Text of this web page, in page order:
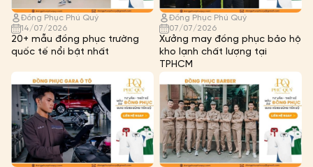
Đồng Phục Phú Quý
14/07/2026
20+ mẫu đồng phục trường
quốc tế nổi bật nhất
Đồng Phục Phú Quý
07/07/2026
Xưởng may đồng phục bảo hộ
kho lạnh chất lượng tại
TPHCM